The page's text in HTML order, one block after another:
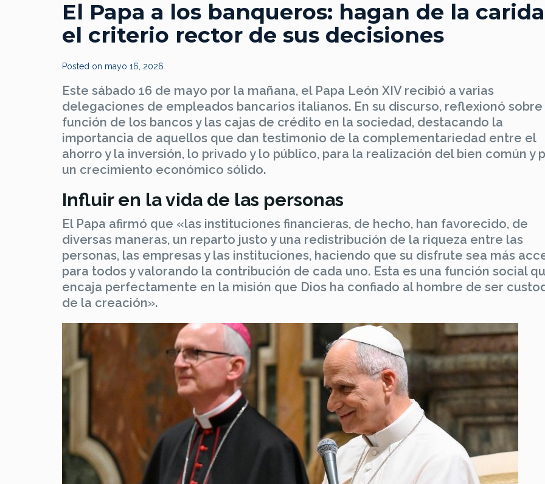
El Papa a los banqueros: hagan de la
el criterio rector de sus decisiones
Posted on mayo 16, 2026
Este sábado 16 de mayo por la mañana, el Papa León XIV recibió a varias
delegaciones de empleados bancarios italianos. En su discurso, reflexionó sobre
función de los bancos y las cajas de crédito en la sociedad, destacando la
importancia de aquellos que dan testimonio de la complementariedad entre el
ahorro y la inversión, lo privado y lo público, para la realización del bien común y
un crecimiento económico sólido.
Influir en la vida de las personas
El Papa afirmó que «las instituciones financieras, de hecho, han favorecido, de
diversas maneras, un reparto justo y una redistribución de la riqueza entre las
personas, las empresas y las instituciones, haciendo que su disfrute sea más
para todos y valorando la contribución de cada uno. Esta es una función social
encaja perfectamente en la misión que Dios ha confiado al hombre de ser
de la creación».